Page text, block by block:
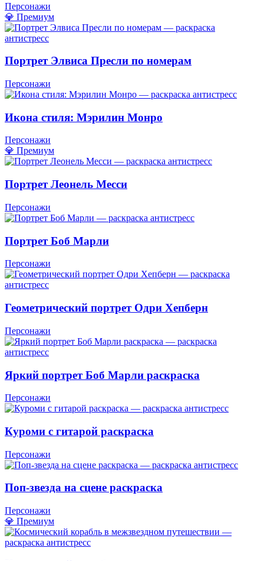
Персонажи
💎 Премиум
Портрет Элвиса Пресли по номерам
Персонажи
Икона стиля: Мэрилин Монро
Персонажи
💎 Премиум
Портрет Леонель Месси
Персонажи
Портрет Боб Марли
Персонажи
Геометрический портрет Одри Хепберн
Персонажи
Яркий портрет Боб Марли раскраска
Персонажи
Куроми с гитарой раскраска
Персонажи
Поп-звезда на сцене раскраска
Персонажи
💎 Премиум